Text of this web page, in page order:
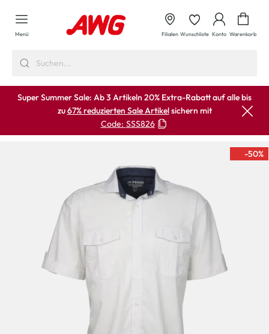
springen
Menü Filialen Wunschliste Konto Warenkorb
Super Summer Sale: Ab 3 Artikeln 20% Extra-Rabatt auf alle bis
zu67% reduzierten Sale Artikelsichern mit
Code: SSS826
-50%